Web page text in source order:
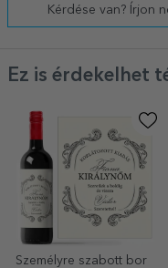
Kérdése van? Írjon
Ez is érdekelhet
Személyre szabott bor